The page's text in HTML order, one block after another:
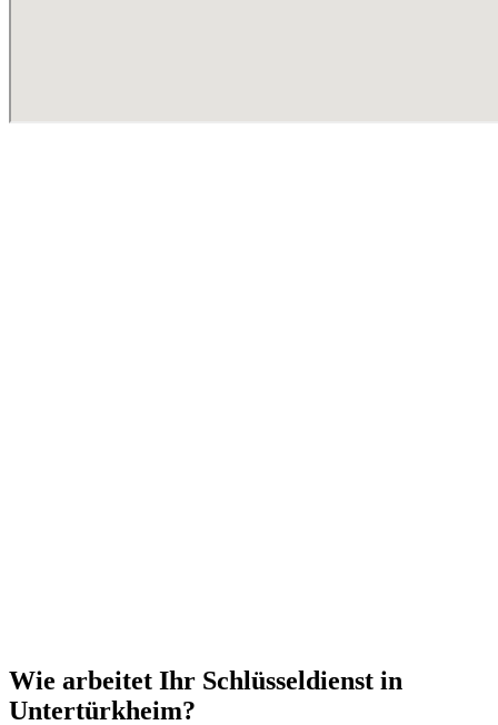
Wie arbeitet Ihr Schlüsseldienst in
Untertürkheim?